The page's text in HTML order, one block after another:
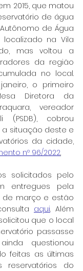
2015, que matou
de água
de Água
localizado na Vila
mas voltou a
da região
no local.
o primeiro
Diretora da
vereador
(PSDB), cobrou
situação deste e
da cidade,
nº 96/2022.
solicitados pelo
entregues pela
de março e estão
aqui. Além
que o local
passasse
questionou
feitas as últimas
reservatórios do